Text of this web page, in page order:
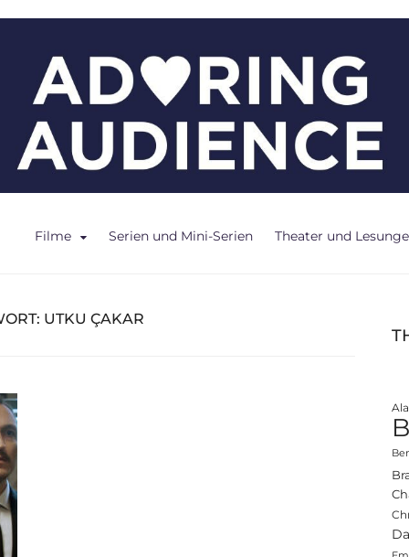
Filme Serien und Mini-Serien Theater und
UTKU ÇAKAR